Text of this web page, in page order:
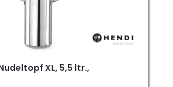
XL, 5,5 ltr.,